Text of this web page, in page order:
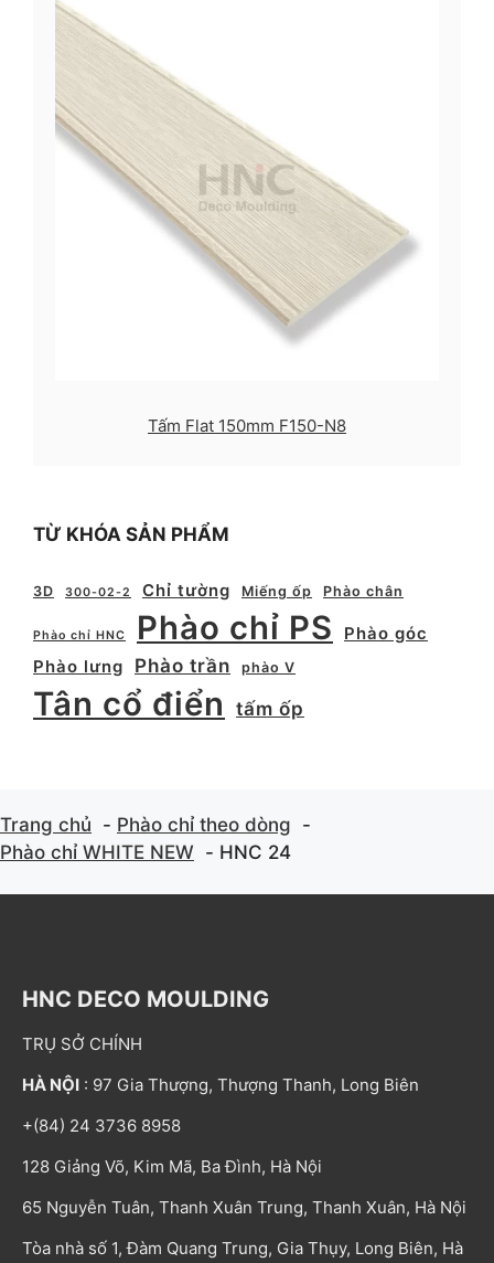
Tấm Flat 150mm F150-N8
TỪ KHÓA SẢN PHẨM
3D 300-02-2 Chỉ tường Miếng ốp Phào chân
Phào chỉ HNC Phào chỉ PS
Phào góc
Phào lưng
Phào trần phào V
Tân cổ điển tấm ốp
Trang chủ
Phào chỉ theo dòng
Phào chỉ WHITE NEW
HNC 24
HNC DECO MOULDING
TRỤ SỞ CHÍNH
HÀ NỘI : 97 Gia Thượng, Thượng Thanh, Long Biên
+(84) 24 3736 8958
128 Giảng Võ, Kim Mã, Ba Đình, Hà Nội
65 Nguyễn Tuân, Thanh Xuân Trung, Thanh Xuân, Hà Nội
Tòa nhà số 1, Đàm Quang Trung, Gia Thụy, Long Biên, Hà